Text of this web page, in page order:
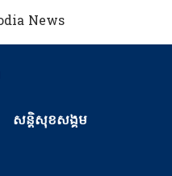
សន្តិសុខសង្គម